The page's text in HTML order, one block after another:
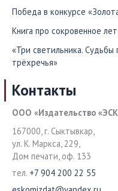
Победа в конкурсе
Книга про сокровенное
«Три светильника.
трёхречья»
Контакты
ООО «Издательство
167000, г. Сыктывкар,
ул. К. Маркса, 229,
Дом печати, оф. 133
тел. +7 904 200 22 55